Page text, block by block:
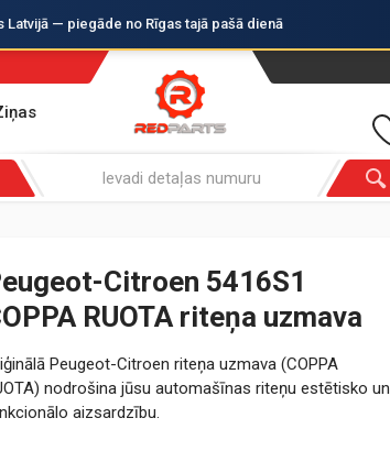
Latvijā — piegāde no Rīgas tajā pašā dienā
Citroen 5416S1
RUOTA riteņa uzmava
Peugeot-Citroen riteņa uzmava (COPPA
nodrošina jūsu automašīnas riteņu estētisko un
aizsardzību.